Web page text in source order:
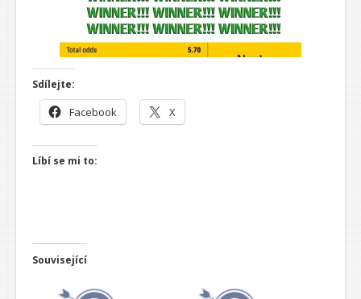
Sdílejte:
Facebook X
Líbí se mi to:
Související